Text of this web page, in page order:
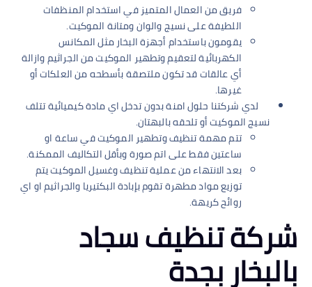
فريق من العمال المتميز في استخدام المنظفات
اللطيفة على نسيج والوان ومتانة الموكيت.
يقومون باستخدام أجهزة البخار مثل المكانس
الكهربائية لتعقيم وتطهير الموكيت من الجراثيم وازالة
أي عالقات قد تكون ملتصقة بأسطحه من العلكات أو
غيرها.
لدي شركتنا حلول امنة بدون تدخل اي مادة كيميائية تتلف
نسيج الموكيت أو تلحقه بالبهتان.
تتم مهمة تنظيف وتطهير الموكيت في ساعة او
ساعتين فقط على اتم صورة وبأقل التكاليف الممكنة.
بعد الانتهاء من عملية تنظيف وغسيل الموكيت يتم
توزيع مواد مطهرة تقوم بإبادة البكتيريا والجراثيم او اي
روائح كريهة.
شركة تنظيف سجاد
بالبخار بجدة